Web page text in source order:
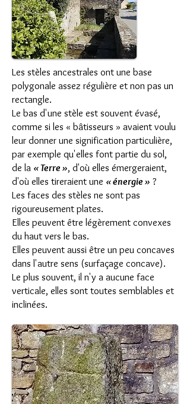
Les stèles ancestrales ont une base
polygonale assez régulière et non pas un
rectangle.
Le bas d'une stèle est souvent évasé,
comme si les « bâtisseurs » avaient voulu
leur donner une signification particulière,
par exemple qu'elles font partie du sol,
de la « Terre », d'où elles émergeraient,
d'où elles tireraient une « énergie » ?
Les faces des stèles ne sont pas
rigoureusement plates.
Elles peuvent être légèrement convexes
du haut vers le bas.
Elles peuvent aussi être un peu concaves
dans l'autre sens (surfaçage concave).
Le plus souvent, il n'y a aucune face
verticale, elles sont toutes semblables et
inclinées.